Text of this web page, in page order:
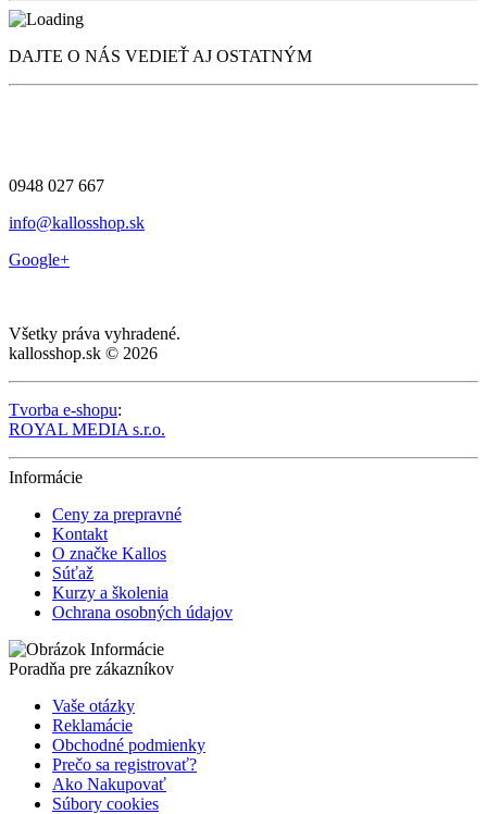
DAJTE O NÁS VEDIEŤ AJ OSTATNÝM
0948 027 667
info@kallosshop.sk
Google+
Všetky práva vyhradené.
kallosshop.sk © 2026
Tvorba e-shopu:
ROYAL MEDIA s.r.o.
Informácie
Ceny za prepravné
Kontakt
O značke Kallos
Súťaž
Kurzy a školenia
Ochrana osobných údajov
Poradňa pre zákazníkov
Vaše otázky
Reklamácie
Obchodné podmienky
Prečo sa registrovať?
Ako Nakupovať
Súbory cookies